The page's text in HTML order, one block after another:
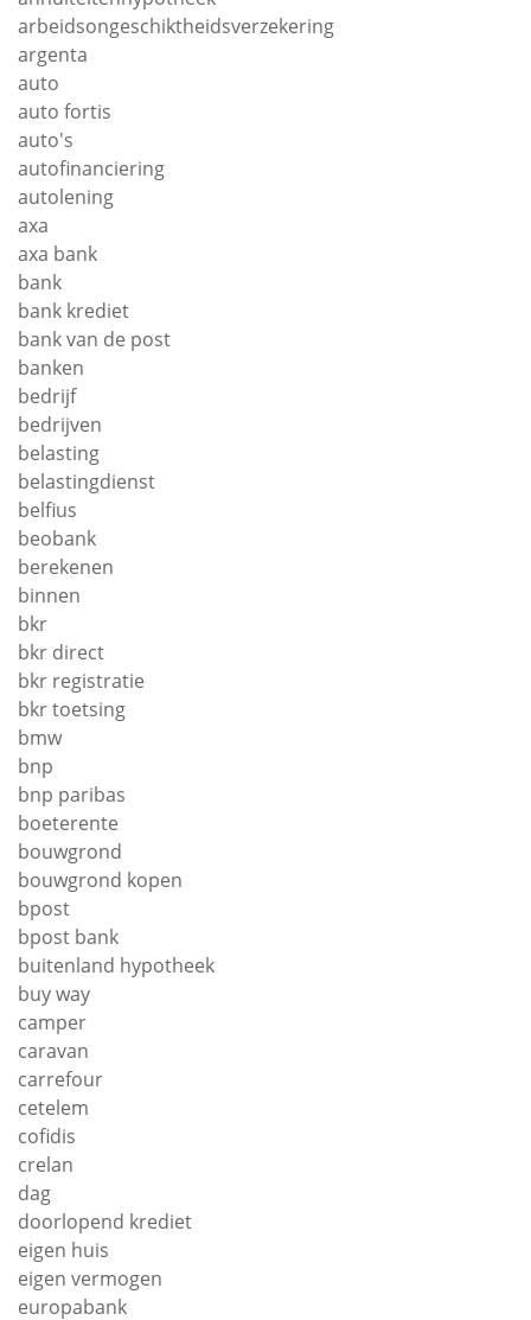
arbeidsongeschiktheidsverzekering
argenta
auto
auto fortis
auto's
autofinanciering
autolening
axa
axa bank
bank
bank krediet
bank van de post
banken
bedrijf
bedrijven
belasting
belastingdienst
belfius
beobank
berekenen
binnen
bkr
bkr direct
bkr registratie
bkr toetsing
bmw
bnp
bnp paribas
boeterente
bouwgrond
bouwgrond kopen
bpost
bpost bank
buitenland hypotheek
buy way
camper
caravan
carrefour
cetelem
cofidis
crelan
dag
doorlopend krediet
eigen huis
eigen vermogen
europabank